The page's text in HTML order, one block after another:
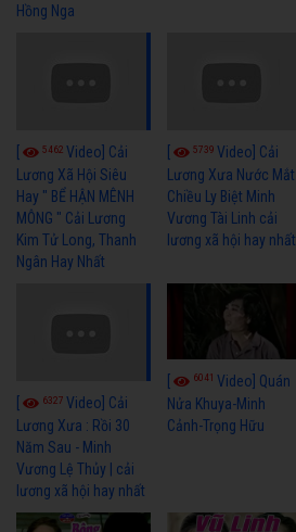
Hồng Nga
5462 Video] Cải
Lương Xã Hội Siêu
Hay " BỂ HẬN MÊNH
MÔNG " Cải Lương
Kim Tử Long, Thanh
Ngân Hay Nhất
5739Video] Cải
Lương Xưa Nước Mắt
Chiều Ly Biệt Minh
Vương Tài Linh cải
lương xã hội hay nhất
6327 Video] Cải
Lương Xưa : Rồi 30
Năm Sau - Minh
Vương Lệ Thủy | cải
lương xã hội hay nhất
6041Video] Quán
Nửa Khuya-Minh
Cảnh-Trọng Hữu